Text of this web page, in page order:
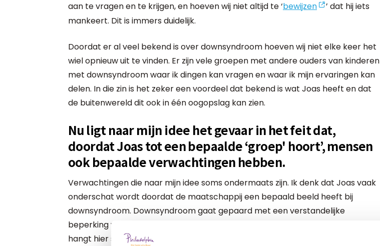
aan te vragen en te krijgen, en hoeven wij niet altijd te ‘bewijzen
’ dat hij iets
mankeert. Dit is immers duidelijk.
Doordat er al veel bekend is over downsyndroom hoeven wij niet elke keer het
wiel opnieuw uit te vinden. Er zijn vele groepen met andere ouders van kinderen
met downsyndroom waar ik dingen kan vragen en waar ik mijn ervaringen kan
delen. In die zin is het zeker een voordeel dat bekend is wat Joas heeft en dat
de buitenwereld dit ook in één oogopslag kan zien.
Nu ligt naar mijn idee het gevaar in het feit dat,
doordat Joas tot een bepaalde ‘groep' hoort’, mensen
ook bepaalde verwachtingen hebben.
Verwachtingen die naar mijn idee soms ondermaats zijn. Ik denk dat Joas vaak
onderschat wordt doordat de maatschappij een bepaald beeld heeft bij
downsyndroom. Downsyndroom gaat gepaard met een verstandelijke
beperking wat resulteert in een lager IQ dan gemiddeld. De maatschappij
hangt hier snel het kaartje ‘dommig’ aan. En natuurlijk is de ontwikkeling anders